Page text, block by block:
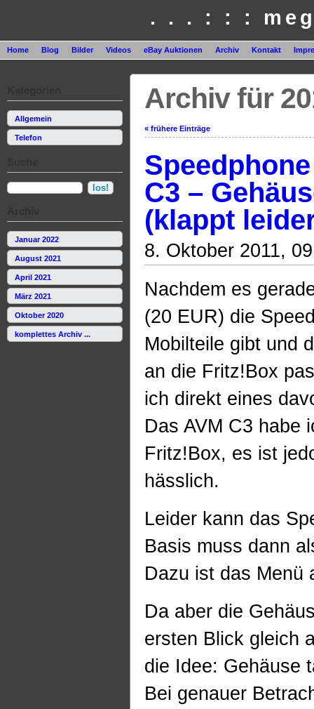
. . . : : :
Home Blog Bilder Videos eBay Auktionen Archiv Kontakt
Allgemein
Telefon
Januar 2022
August 2021
April 2021
März 2021
Oktober 2020
komplettes Archiv ...
Archiv für
« frühere Einträge
C3 –
(klappt
8. Oktober 2011,
Nachdem es
(20 EUR) die
Mobilteile gibt und
an die Fritz!Box
ich direkt eines
Das AVM C3 habe
Fritz!Box, es ist
hässlich.
Leider kann das
Basis muss dann
Dazu ist das Menü
Da aber die
ersten Blick gleich
die Idee: Gehäuse
Bei genauer